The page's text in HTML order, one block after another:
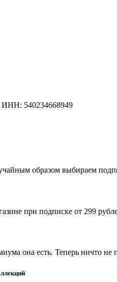
540234668949
образом выбираем
при подписке от 299
она есть. Теперь ничто не